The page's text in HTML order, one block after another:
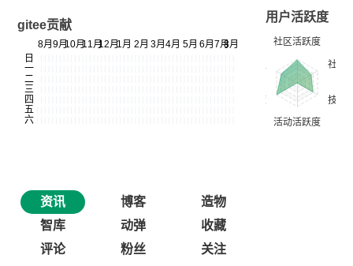
gitee贡献
用户活跃度
资讯 博客
造物
智库
动弹
收藏
评论
粉丝 关注